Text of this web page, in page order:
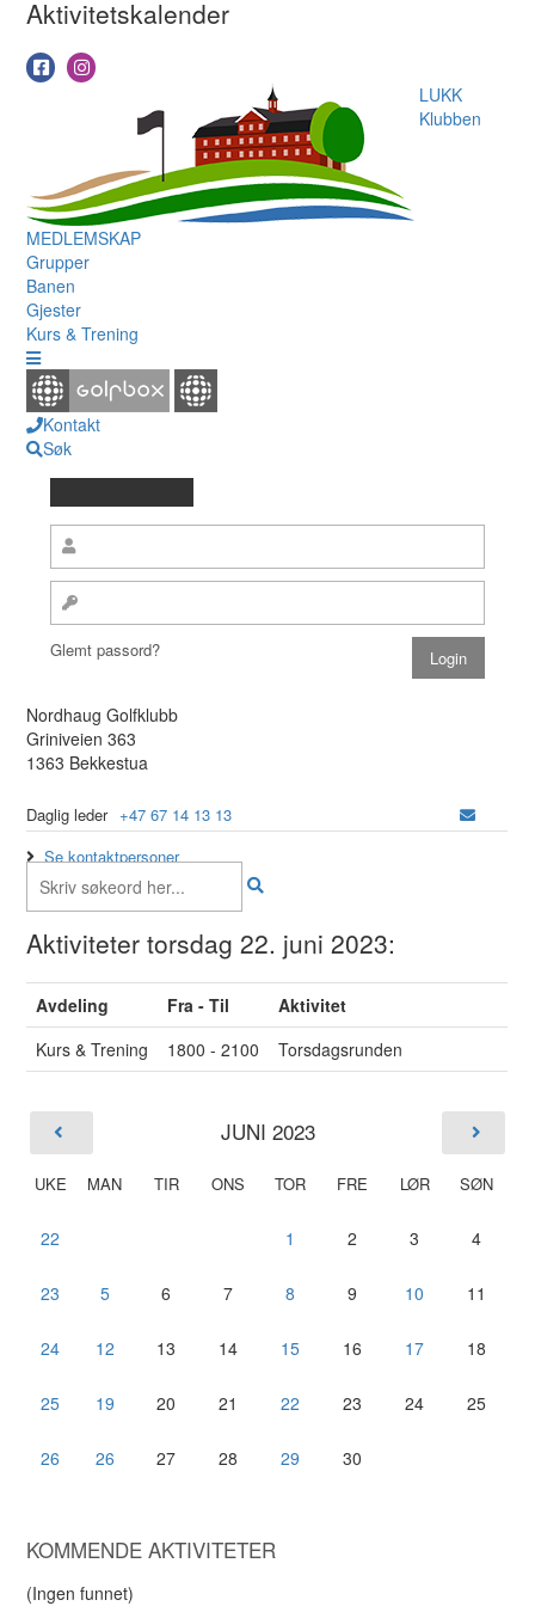
Aktivitetskalender
LUKK
Klubben
MEDLEMSKAP
Grupper
Banen
Gjester
Kurs & Trening
Kontakt
Søk
Glemt passord?
Nordhaug Golfklubb
Griniveien 363
1363 Bekkestua
Daglig leder +47 67 14 13 13
Se kontaktpersoner
Aktiviteter torsdag 22. juni 2023:
Avdeling Fra - Til
Aktivitet
Kurs & Trening
1800 - 2100 Torsdagsrunden
JUNI 2023
UKE MAN TIR ONS TOR FRE LØR SØN
22 1 2 3 4
23 5 6 7 8 9 10 11
24 12 13 14 15 16 17 18
25 19 20 21 22 23 24 25
26 26 27 28 29 30
KOMMENDE AKTIVITETER
(Ingen funnet)